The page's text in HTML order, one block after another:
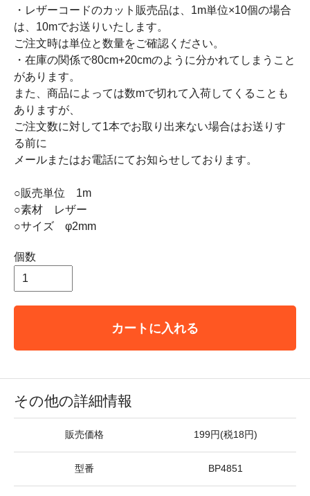
・レザーコードのカット販売品は、1m単位×10個の場合
は、10mでお送りいたします。
ご注文時は単位と数量をご確認ください。
・在庫の関係で80cm+20cmのように分かれてしまうこと
があります。
また、商品によっては数mで切れて入荷してくることも
ありますが、
ご注文数に対して1本でお取り出来ない場合はお送りす
る前に
メールまたはお電話にてお知らせしております。
○販売単位 1m
○素材 レザー
○サイズ φ2mm
個数
カートに入れる
その他の詳細情報
販売価格 199円(税18円)
型番 BP4851